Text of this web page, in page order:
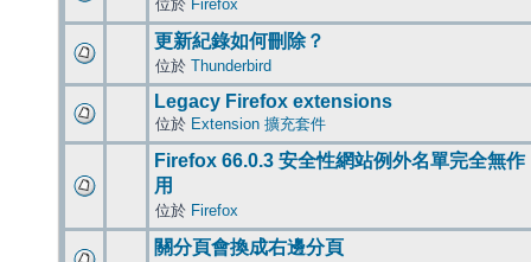
位於 Firefox
更新紀錄如何刪除？
位於 Thunderbird
Legacy Firefox extensions
位於 Extension 擴充套件
Firefox 66.0.3 安全性網站例外名單完全無作
用
位於 Firefox
關分頁會換成右邊分頁